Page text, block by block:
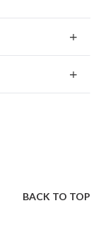
BACK TO TOP